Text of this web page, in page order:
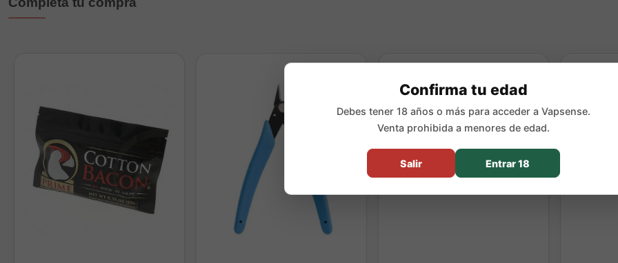
Calada suave con producción abundante de vapor
Durabilidad superior frente a coils estándar
Respuesta rápida y rendimiento estable
Preguntas frecuentes
¿Es necesario estabilizar antes de usar?
puntos calientes antes de colocar el algodón.
Confirma tu edad
Debes tener 18 años o más para acceder a Vapsense.
Venta prohibida a menores de edad.
Salir Entrar 18